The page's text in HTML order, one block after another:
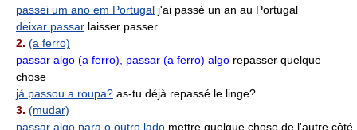
passei um ano em Portugal j'ai passé un an au Portugal
deixar passar laisser passer
2. (a ferro)
passar algo (a ferro), passar (a ferro) algo repasser quelque
chose
já passou a roupa? as-tu déjà repassé le linge?
3. (mudar)
passar algo para o outro lado mettre quelque chose de l'autre côté